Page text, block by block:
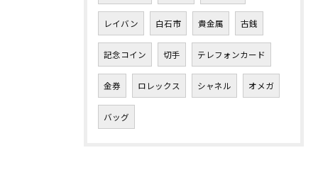
レイバン 白石市 貴金属 古銭
記念コイン 切手 テレフォンカード
金券 ロレックス シャネル オメガ
バッグ